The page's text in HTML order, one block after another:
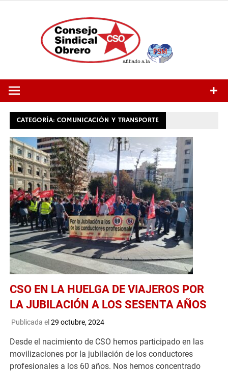
CATEGORÍA:COMUNICACIÓN Y TRANSPORTE
CSO EN LA HUELGA DE VIAJEROS POR
LA JUBILACIÓN A LOS SESENTA AÑOS
Publicada el 29 octubre, 2024
Desde el nacimiento de CSO hemos participado en las
movilizaciones por la jubilación de los conductores
profesionales a los 60 años. Nos hemos concentrado